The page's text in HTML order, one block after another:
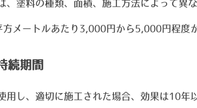
、塗料の種類、面積、施工方法によって異な
方メートルあたり3,000円から5,000円程度
続期間
用し、適切に施工された場合、効果は10年